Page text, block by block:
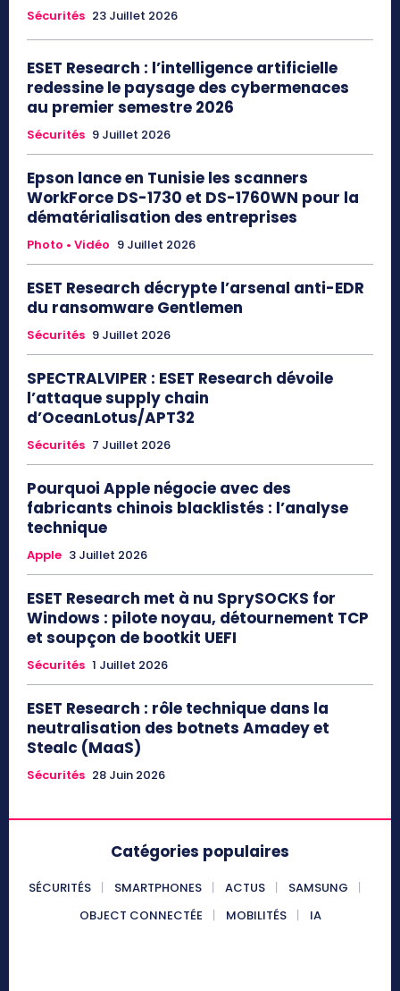
Sécurités 23 Juillet 2026
ESET Research : l’intelligence artificielle
redessine le paysage des cybermenaces
au premier semestre 2026
Sécurités 9 Juillet 2026
Epson lance en Tunisie les scanners
WorkForce DS-1730 et DS-1760WN pour la
dématérialisation des entreprises
Photo • Vidéo 9 Juillet 2026
ESET Research décrypte l’arsenal anti-EDR
du ransomware Gentlemen
Sécurités 9 Juillet 2026
SPECTRALVIPER : ESET Research dévoile
l’attaque supply chain
d’OceanLotus/APT32
Sécurités 7 Juillet 2026
Pourquoi Apple négocie avec des
fabricants chinois blacklistés : l’analyse
technique
Apple 3 Juillet 2026
ESET Research met à nu SprySOCKS for
Windows : pilote noyau, détournement TCP
et soupçon de bootkit UEFI
Sécurités 1 Juillet 2026
ESET Research : rôle technique dans la
neutralisation des botnets Amadey et
Stealc (MaaS)
Sécurités 28 Juin 2026
Catégories populaires
SÉCURITÉS SMARTPHONES ACTUS
SAMSUNG
OBJECT CONNECTÉE
MOBILITÉS IA